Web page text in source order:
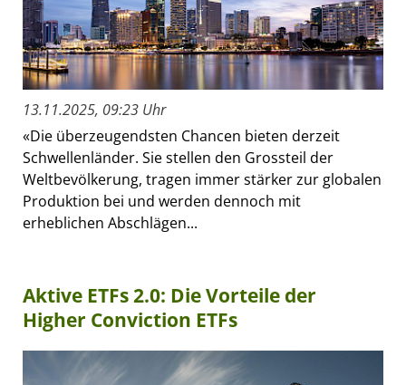
13.11.2025, 09:23 Uhr
«Die überzeugendsten Chancen bieten derzeit
Schwellenländer. Sie stellen den Grossteil der
Weltbevölkerung, tragen immer stärker zur globalen
Produktion bei und werden dennoch mit
erheblichen Abschlägen...
Aktive ETFs 2.0: Die Vorteile der
Higher Conviction ETFs